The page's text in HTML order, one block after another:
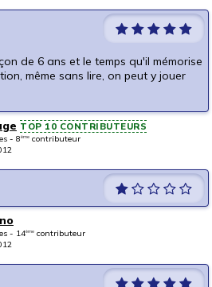
de 6 ans et le temps qu'il mémorise
même sans lire, on peut y jouer
TOP 10 CONTRIBUTEURS
- 8ème contributeur
- 14ème contributeur